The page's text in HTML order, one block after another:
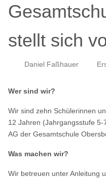
stellt sich
Daniel Faßhauer
Wer sind wir?
Wir sind zehn Schülerinnen
12 Jahren (Jahrgangsstufe
AG der Gesamtschule
Was machen wir?
Wir betreuen unter Anleitung